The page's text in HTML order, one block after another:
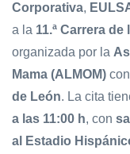
Corporativa,
a la 11.ª Carrera
organizada por la
Mama (ALMOM)
de León. La cita
a las 11:00 h, con
al Estadio